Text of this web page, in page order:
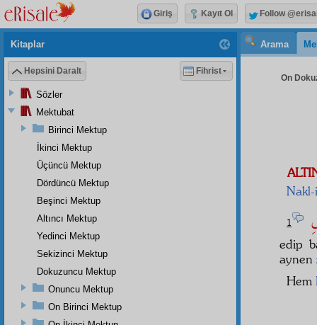
Arama
On
1
edip
aynen
Hem
Kitaplar
Hepsini Daralt Fihrist
Sözler
Mektubat
Birinci Mektup
İkinci Mektup
Üçüncü Mektup
Dördüncü Mektup
Beşinci Mektup
Altıncı Mektup
Yedinci Mektup
Sekizinci Mektup
Dokuzuncu Mektup
Onuncu Mektup
On Birinci Mektup
Giriş Kayıt Ol Follow